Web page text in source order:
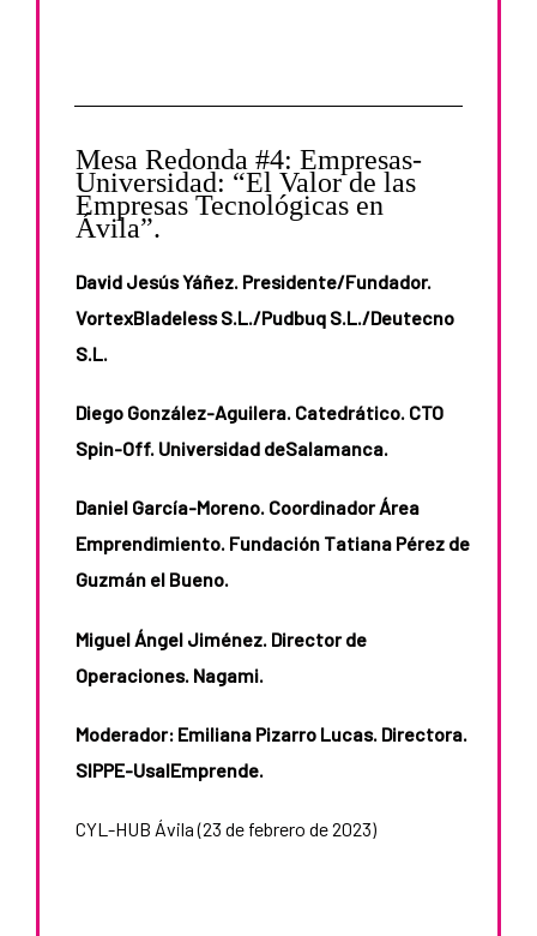
Mesa Redonda #4: Empresas-
Universidad: “El Valor de las
Empresas Tecnológicas en
Ávila”.
David Jesús Yáñez. Presidente/Fundador.
VortexBladeless S.L./Pudbuq S.L./Deutecno
S.L.
Diego González-Aguilera. Catedrático. CTO
Spin-Off. Universidad deSalamanca.
Daniel García-Moreno. Coordinador Área
Emprendimiento. Fundación Tatiana Pérez de
Guzmán el Bueno.
Miguel Ángel Jiménez. Director de
Operaciones. Nagami.
Moderador: Emiliana Pizarro Lucas. Directora.
SIPPE-UsalEmprende.
CYL-HUB Ávila (23 de febrero de 2023)